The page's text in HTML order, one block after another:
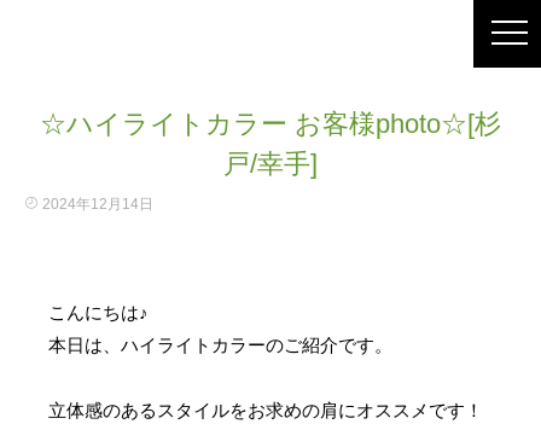
☆ハイライトカラー お客様photo☆[杉
戸/幸手]
2024年12月14日
こんにちは♪
本日は、ハイライトカラーのご紹介です。
立体感のあるスタイルをお求めの肩にオススメです！